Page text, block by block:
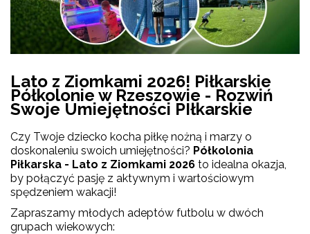
Lato z Ziomkami 2026! Piłkarskie
Półkolonie w Rzeszowie - Rozwiń
Swoje Umiejętności PIłkarskie
Czy Twoje dziecko kocha piłkę nożną i marzy o
doskonaleniu swoich umiejętności? Półkolonia
Piłkarska - Lato z Ziomkami 2026 to idealna okazja,
by połączyć pasję z aktywnym i wartościowym
spędzeniem wakacji!
Zapraszamy młodych adeptów futbolu w dwóch
grupach wiekowych: